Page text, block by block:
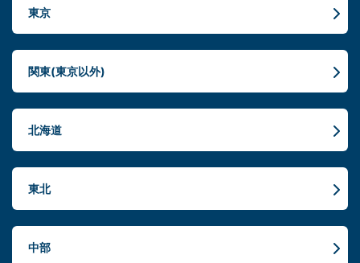
東京
関東(東京以外)
北海道
東北
中部